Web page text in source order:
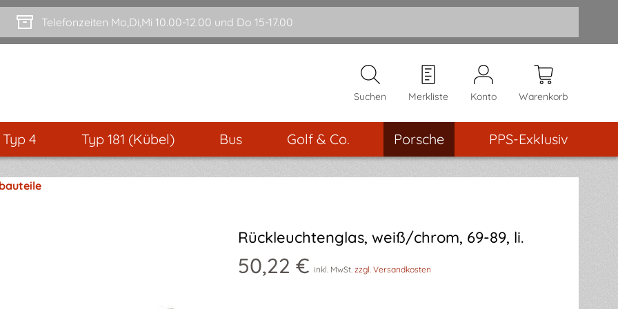
Telefonzeiten Mo,Di,Mi 10.00-12.00 und Do 15-17.00
Suchen Merkliste Konto Warenkorb
4 Typ 181 (Kübel) Bus Golf & Co. Porsche PPS-Exklusiv
Rückleuchtenglas, weiß/chrom, 69-89, li.
50,22 € inkl. MwSt. zzgl. Versandkosten